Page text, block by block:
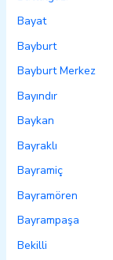
Bayat
Bayburt
Bayburt Merkez
Bayındır
Baykan
Bayraklı
Bayramiç
Bayramören
Bayrampaşa
Bekilli